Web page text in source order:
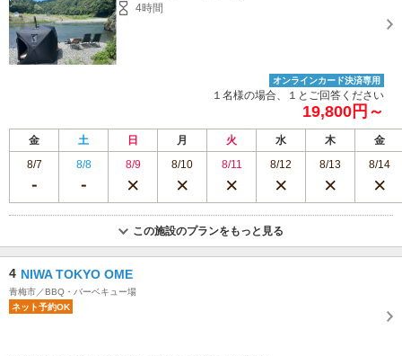
4時間
オンラインカード決済専用
１名様の場合、１とご回答ください
19,800円～
金 土 日 月 火 水 木
金
8/7
8/8 8/9 8/10 8/11 8/12 8/13 8/14
この施設のプランをもっと見る
4 NIWA TOKYO OME
青梅市／BBQ・バーベキュー場
ネット予約OK